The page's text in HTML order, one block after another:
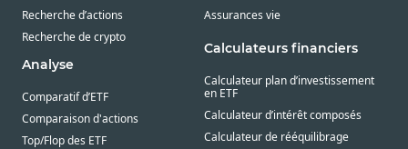
Recherche d’actions
Recherche de crypto
Analyse
Comparatif d’ETF
Comparaison d'actions
Top/Flop des ETF
Assurances vie
Calculateurs financiers
Calculateur plan d’investissement
en ETF
Calculateur d’intérêt composés
Calculateur de rééquilibrage